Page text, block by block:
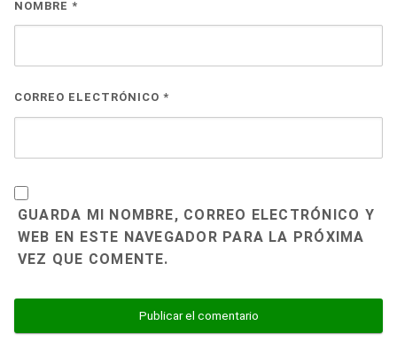
NOMBRE *
CORREO ELECTRÓNICO *
GUARDA MI NOMBRE, CORREO ELECTRÓNICO Y
WEB EN ESTE NAVEGADOR PARA LA PRÓXIMA
VEZ QUE COMENTE.